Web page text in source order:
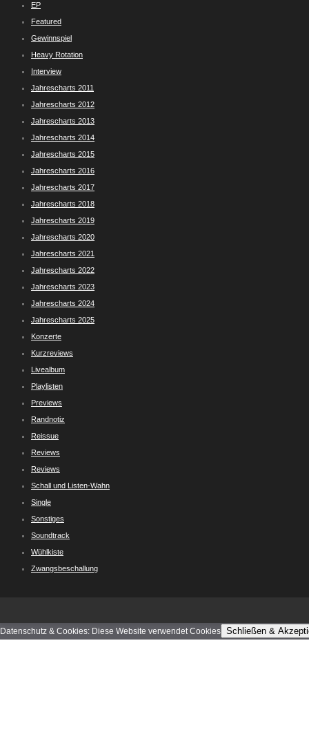
EP
Featured
Gewinnspiel
Heavy Rotation
Interview
Jahrescharts 2011
Jahrescharts 2012
Jahrescharts 2013
Jahrescharts 2014
Jahrescharts 2015
Jahrescharts 2016
Jahrescharts 2017
Jahrescharts 2018
Jahrescharts 2019
Jahrescharts 2020
Jahrescharts 2021
Jahrescharts 2022
Jahrescharts 2023
Jahrescharts 2024
Jahrescharts 2025
Konzerte
Kurzreviews
Livealbum
Playlisten
Previews
Randnotiz
Reissue
Reviews
Reviews
Schall und Listen-Wahn
Single
Sonstiges
Soundtrack
Wühlkiste
Zwangsbeschallung
Datenschutz & Cookies: Diese Website verwendet Cookies Schließen &